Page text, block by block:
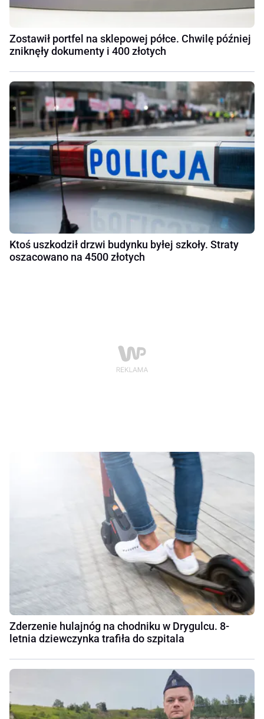
Zostawił portfel na sklepowej półce. Chwilę później
zniknęły dokumenty i 400 złotych
Ktoś uszkodził drzwi budynku byłej szkoły. Straty
oszacowano na 4500 złotych
Zderzenie hulajnóg na chodniku w Drygulcu. 8-
letnia dziewczynka trafiła do szpitala